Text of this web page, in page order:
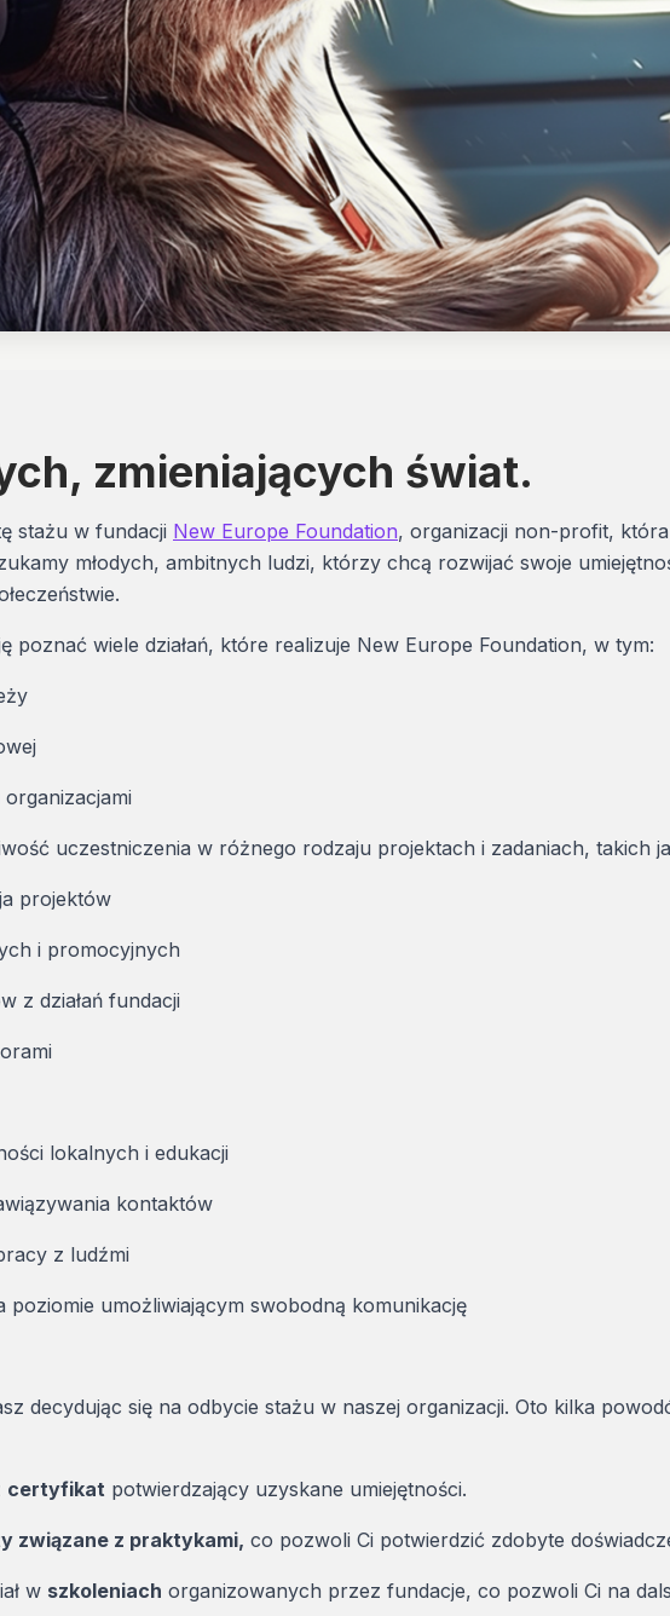
zmieniających świat.
stażu w fundacji New Europe Foundation, organizacji non-profit,
młodych, ambitnych ludzi, którzy chcą rozwijać swoje
poznać wiele działań, które realizuje New Europe Foundation, w tym:
uczestniczenia w różnego rodzaju projektach i zadaniach, takich
projektów
i promocyjnych
z działań fundacji
lokalnych i edukacji
kontaktów
z ludźmi
poziomie umożliwiającym swobodną komunikację
decydując się na odbycie stażu w naszej organizacji. Oto kilka
certyfikat potwierdzający uzyskane umiejętności.
związane z praktykami, co pozwoli Ci potwierdzić zdobyte
w szkoleniach organizowanych przez fundacje, co pozwoli Ci na